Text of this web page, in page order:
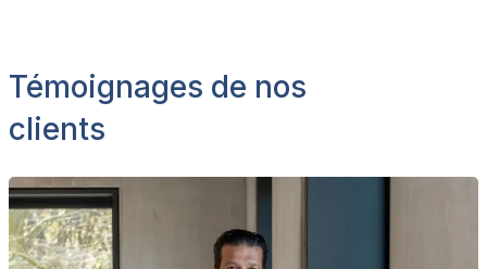
Témoignages de nos
clients